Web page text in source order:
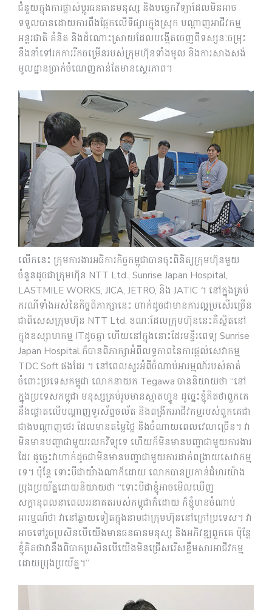
ជំនួយក្នុងការផ្លាស់ប្តូរធនធានមនុស្ស និងបច្ចេកវិទ្យាដែលមិនអាច
ទទួលបានដោយការពឹងផ្អែកលើទីផ្សារក្នុងស្រុក បណ្តាញអាជីវកម្ម
អន្តរជាតិ គំនិត និងដំណោះស្រាយដែលបង្កើតចេញពីទស្សនៈចម្រុះ
នឹងនាំទៅរកការរីកចម្រើនរបស់ក្រុមហ៊ុនទាំងមូល និងការសាងសង់
មូលដ្ឋានប្រាក់ចំណេញកាន់តែមានស្ថេរភាព។
លើកនេះ ក្រុមការងារអធិការកិច្ចកម្ពុជាបានចុះពិនិត្យក្រុមហ៊ុនមួយ
ចំនួនដូចជាក្រុមហ៊ុន NTT Ltd., Sunrise Japan Hospital,
LASTMILE WORKS, JICA, JETRO, និង JATIC ។ នៅក្នុងគ្រប់
ករណីទាំងអស់នៃកិច្ចពិភាក្សានេះ ហាក់ដូចជាមានការល្អប្រសើរច្រើន
ជាពិសេសក្រុមហ៊ុន NTT Ltd. ខណៈដែលក្រុមហ៊ុននេះគឺស្ថិតនៅ
ក្នុងឧស្សាហកម្ម ITដូចគ្នា ហើយនៅក្នុងនោះដែរ​មន្ទីរពេទ្យ Sunrise
Japan Hospital ក៏បានពិភាក្សាអំពីលទ្ធភាពនៃការផ្តល់សេវាកម្ម
TDC Soft​ ផងដែរ ។ នៅពេលសួរអំពីចំណាប់អារម្មណ៍របស់គាត់
ចំពោះប្រទេសកម្ពុជា​ លោកនាយក Tegawa បាននិយាយថា “នៅ
ក្នុងប្រទេសកម្ពុជា មនុស្សគ្រប់រូបមានស្មាតហ្វូន ដូច្នេះខ្ញុំគិតថាពួកគេ
នឹងផ្តោតលើបណ្តាញទូរស័ព្ទចល័ត និងពង្រីកអាជីវកម្មរបស់ពួកគេជា
ជាងបណ្តាញថេរ ដែលមានតម្លៃថ្លៃ និងចំណាយពេលវេលា​ច្រើន។ វា
មិនមានបញ្ហាជាមួយរលកវិទ្យុទេ ហើយក៏មិនមានបញ្ហាជាមួយការងារ
ដែរ ដូច្នេះវាហាក់ដូចជាមិនមានបញ្ហាជាមួយការដាក់ពង្រាយសេវាកម្ម
ទេ។ ប៉ុន្តែ ទោះបីជាយ៉ាងណាក៏ដោយ លោកបានប្រកាន់ជំហរយ៉ាង
ប្រុងប្រយ័ត្នដោយនិយាយថា “ទោះបីជាខ្ញុំអាចមើលឃើញ
សក្តានុពលនាពេលអនាគតរបស់កម្ពុជាក៏ដោយ ក៏ខ្ញុំមានចំណាប់
អារម្មណ៍ថា វានៅឆ្ងាយទៀតក្នុងនាមជាក្រុមហ៊ុននៅក្រៅប្រទេស។ វា
អាចទៅរួចប្រសិនបើយើងមានធនធានមនុស្ស និងអភិវឌ្ឍពួកគេ ប៉ុន្តែ
ខ្ញុំគិតថាវានឹងពិបាកប្រសិនបើយើងមិនជ្រើសរើសខ្លឹមសារអាជីវកម្ម
ដោយប្រុងប្រយ័ត្ន។”